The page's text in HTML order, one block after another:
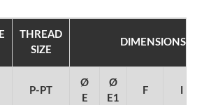
THREAD
SIZE
DIMENSIONS
P-PT
Ø
E
Ø
E1
F